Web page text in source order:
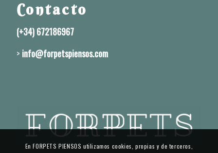
Contacto
(+34) 672186967
> info@forpetspiensos.com
En FORPETS PIENSOS utilizamos cookies, propias y de terceros,